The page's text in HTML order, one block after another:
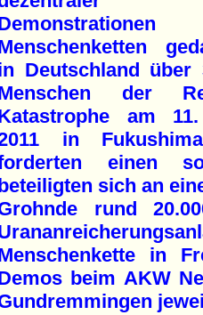
Deutschland über
der
am
in
einen
beteiligten sich an
rund
in
beim AKW